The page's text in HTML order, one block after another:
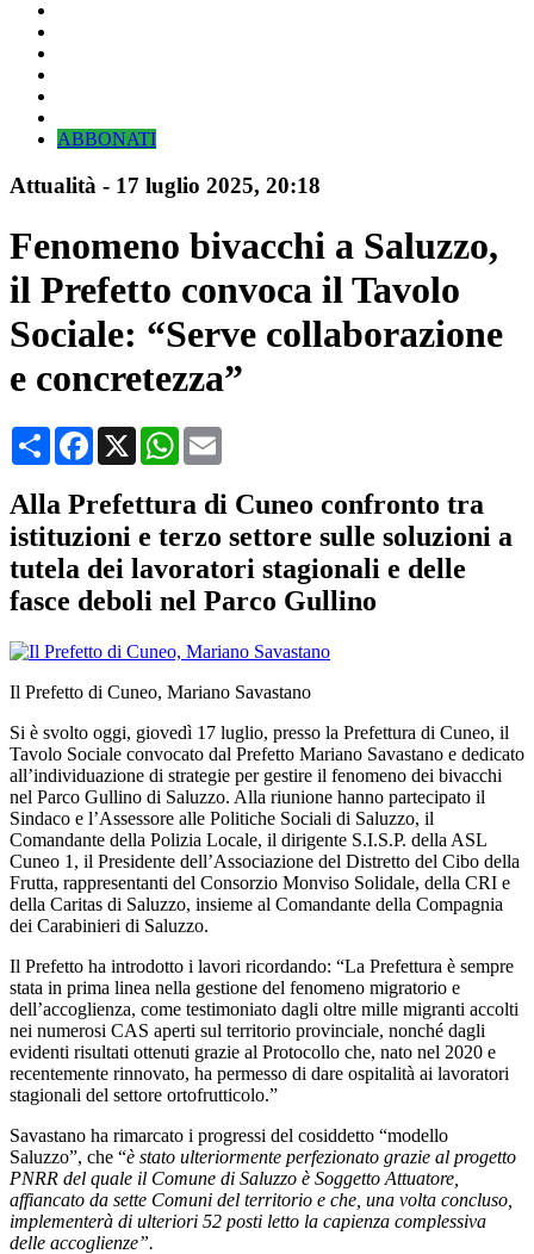
ABBONATI
Attualità - 17 luglio 2025, 20:18
Fenomeno bivacchi a Saluzzo,
il Prefetto convoca il Tavolo
Sociale: “Serve collaborazione
e concretezza”
CondividiFacebook
X WhatsApp
Alla Prefettura di Cuneo confronto tra
istituzioni e terzo settore sulle soluzioni a
tutela dei lavoratori stagionali e delle
fasce deboli nel Parco Gullino
Il Prefetto di Cuneo, Mariano Savastano
Si è svolto oggi, giovedì 17 luglio, presso la Prefettura di Cuneo, il
Tavolo Sociale convocato dal Prefetto Mariano Savastano e dedicato
all’individuazione di strategie per gestire il fenomeno dei bivacchi
nel Parco Gullino di Saluzzo. Alla riunione hanno partecipato il
Sindaco e l’Assessore alle Politiche Sociali di Saluzzo, il
Comandante della Polizia Locale, il dirigente S.I.S.P. della ASL
Cuneo 1, il Presidente dell’Associazione del Distretto del Cibo della
Frutta, rappresentanti del Consorzio Monviso Solidale, della CRI e
della Caritas di Saluzzo, insieme al Comandante della Compagnia
dei Carabinieri di Saluzzo.
Il Prefetto ha introdotto i lavori ricordando: “La Prefettura è sempre
stata in prima linea nella gestione del fenomeno migratorio e
dell’accoglienza, come testimoniato dagli oltre mille migranti accolti
nei numerosi CAS aperti sul territorio provinciale, nonché dagli
evidenti risultati ottenuti grazie al Protocollo che, nato nel 2020 e
recentemente rinnovato, ha permesso di dare ospitalità ai lavoratori
stagionali del settore ortofrutticolo.”
Savastano ha rimarcato i progressi del cosiddetto “modello
Saluzzo”, che “è stato ulteriormente perfezionato grazie al progetto
PNRR del quale il Comune di Saluzzo è Soggetto Attuatore,
affiancato da sette Comuni del territorio e che, una volta concluso,
implementerà di ulteriori 52 posti letto la capienza complessiva
delle accoglienze”.